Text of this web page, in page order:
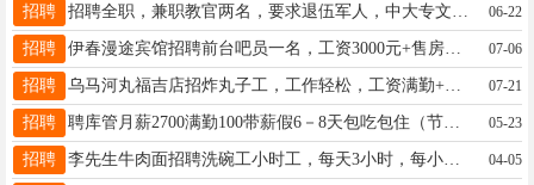
招聘 06-22
招聘 伊春漫途宾馆招聘前台吧员一名，工资3000元+售房提成，上一休一，工作地点伊春夜市附近刘先生13704581150 07-06
招聘 乌马河丸福吉店招炸丸子工，工作轻松，工资满勤+绩效，要求会使用收银系统韩先生15636400715 07-21
招聘 聘库管月薪2700满勤100带薪假6－8天包吃包住（节假日不休）；年龄20--30岁、会电脑，有工作经验者优先，可以培训的，电话18004587078聘机修、机修学徒和服务生工资3500--5000，实习期3个月考核通过直接晋级，实习期工资2700包吃包住，有电工和汽电经验者优先，月带薪假4-10天（节假日不休）年龄18--35岁电话13354538994招店长和助理月薪4000--6000实习期3个月，实习工资3500包吃包住，学历大专以上，懂线上运营优先，月带薪假4天，有管理经验或本行业工作经验电话：13354538994聘收银员月薪2800满勤100千分之三的提成月带薪假8-10天包吃包住（节假日不休）；年龄18--33岁、有工作经验者优先电话13354538994林13504577675 05-23
招聘 李先生牛肉面招聘洗碗工小时工，每天3小时，每小时14元，晚17：00—20：00姜13039691202 04-05